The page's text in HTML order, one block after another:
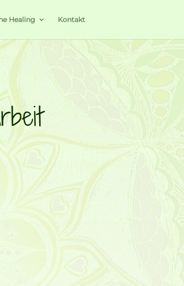
Healing Kontakt